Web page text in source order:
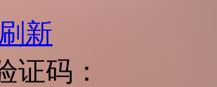
新
证码：